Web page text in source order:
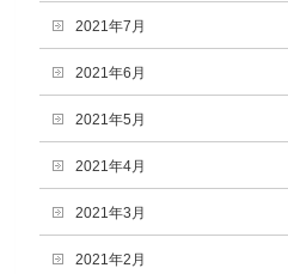
2021年7月
2021年6月
2021年5月
2021年4月
2021年3月
2021年2月